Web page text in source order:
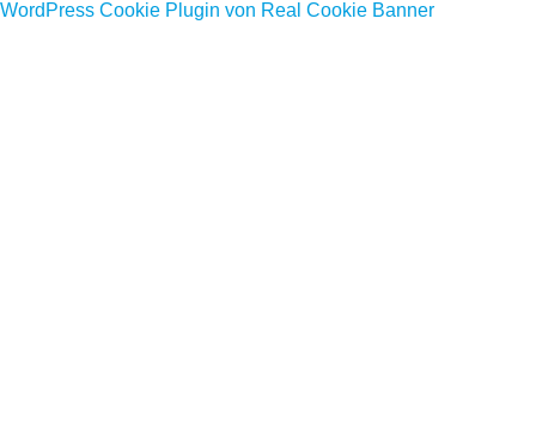
WordPress Cookie Plugin von Real Cookie Banner